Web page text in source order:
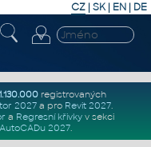
CZ | SK| EN | DE
registrovaných
2027a pro Revit 2027.
a Regresní křivkyv sekci
2027.